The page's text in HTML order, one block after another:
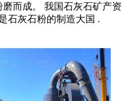
而成。 我国石灰石矿产资
石灰石粉的制造大国 .